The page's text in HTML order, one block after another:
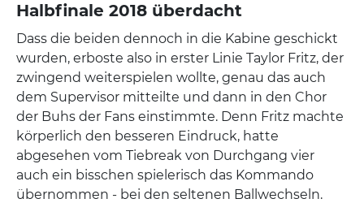
Halbfinale 2018 überdacht
Dass die beiden dennoch in die Kabine geschickt
wurden, erboste also in erster Linie Taylor Fritz, der
zwingend weiterspielen wollte, genau das auch
dem Supervisor mitteilte und dann in den Chor
der Buhs der Fans einstimmte. Denn Fritz machte
körperlich den besseren Eindruck, hatte
abgesehen vom Tiebreak von Durchgang vier
auch ein bisschen spielerisch das Kommando
übernommen - bei den seltenen Ballwechseln.